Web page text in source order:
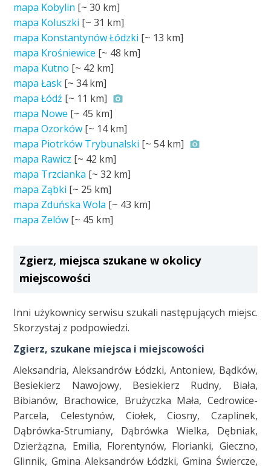
mapa Kobylin [~30 km]
mapa Koluszki [~31 km]
mapa Konstantynów Łódzki [~ 13 km]
mapa Krośniewice [~ 48 km]
mapa Kutno [~ 42 km]
mapa Łask [~34 km]
mapa Łódź [~ 11 km]
mapa Nowe [~ 45 km]
mapa Ozorków [~ 14 km]
mapa Piotrków Trybunalski [~54 km]
mapa Rawicz [~ 42 km]
mapa Trzcianka [~32 km]
mapa Ząbki [~ 25 km]
mapa Zduńska Wola [~ 43 km]
mapa Zelów [~ 45 km]
Zgierz, miejsca szukane w okolicy
miejscowości
Inni użykownicy serwisu szukali następujących miejsc.
Skorzystaj z podpowiedzi.
Zgierz, szukane miejsca i miejscowości
Aleksandria, Aleksandrów Łódzki, Antoniew, Bądków,
Besiekierz Nawojowy, Besiekierz Rudny, Biała,
Bibianów, Brachowice, Brużyczka Mała, Cedrowice-
Parcela, Celestynów, Ciołek, Ciosny, Czaplinek,
Dąbrówka-Strumiany, Dąbrówka Wielka, Dębniak,
Dzierżązna, Emilia, Florentynów, Florianki, Gieczno,
Glinnik, Gmina Aleksandrów Łódzki, Gmina Świercze,